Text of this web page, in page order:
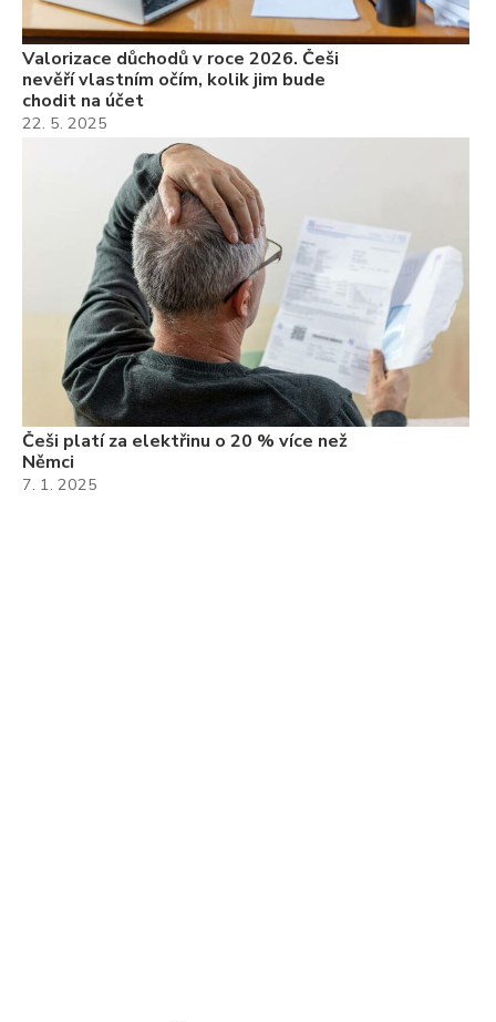
Valorizace důchodů v roce 2026. Češi
nevěří vlastním očím, kolik jim bude
chodit na účet
22. 5. 2025
Češi platí za elektřinu o 20 % více než
Němci
7. 1. 2025